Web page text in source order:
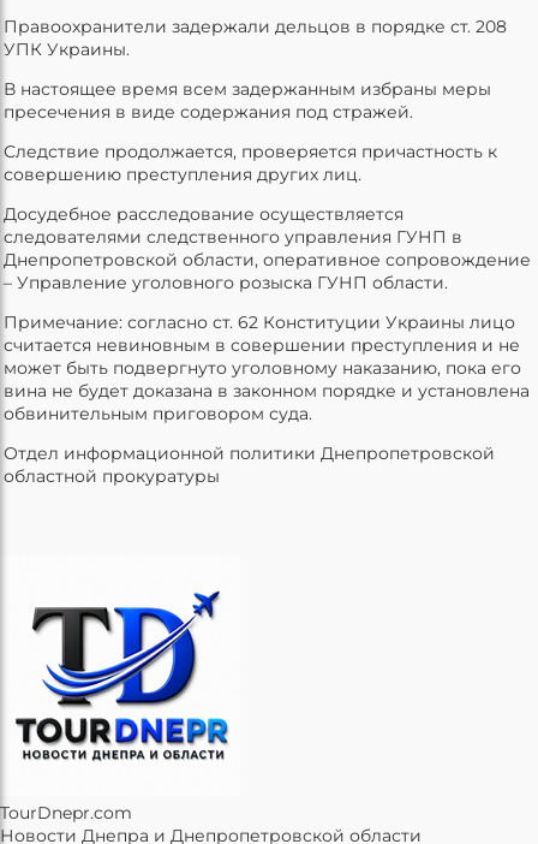
Правоохранители задержали дельцов в порядке ст. 208
УПК Украины.
В настоящее время всем задержанным избраны меры
пресечения в виде содержания под стражей.
Следствие продолжается, проверяется причастность к
совершению преступления других лиц.
Досудебное расследование осуществляется
следователями следственного управления ГУНП в
Днепропетровской области, оперативное сопровождение
– Управление уголовного розыска ГУНП области.
Примечание: согласно ст. 62 Конституции Украины лицо
считается невиновным в совершении преступления и не
может быть подвергнуто уголовному наказанию, пока его
вина не будет доказана в законном порядке и установлена
обвинительным приговором суда.
Отдел информационной политики Днепропетровской
областной прокуратуры
TourDnepr.com
Новости Днепра и Днепропетровской области